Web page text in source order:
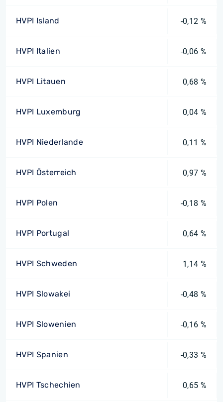
HVPI Island -0,12 %
HVPI Italien -0,06 %
HVPI Litauen 0,68 %
HVPI Luxemburg 0,04 %
HVPI Niederlande 0,11 %
HVPI Österreich 0,97 %
HVPI Polen -0,18 %
HVPI Portugal 0,64 %
HVPI Schweden 1,14 %
HVPI Slowakei -0,48 %
HVPI Slowenien -0,16 %
HVPI Spanien -0,33 %
HVPI Tschechien 0,65 %